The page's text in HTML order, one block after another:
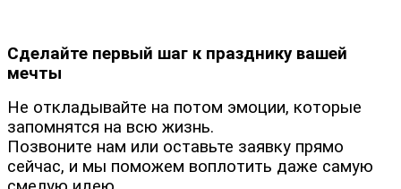
Сделайте первый шаг к празднику вашей
мечты
Не откладывайте на потом эмоции, которые
запомнятся на всю жизнь.
Позвоните нам или оставьте заявку прямо
сейчас, и мы поможем воплотить даже самую